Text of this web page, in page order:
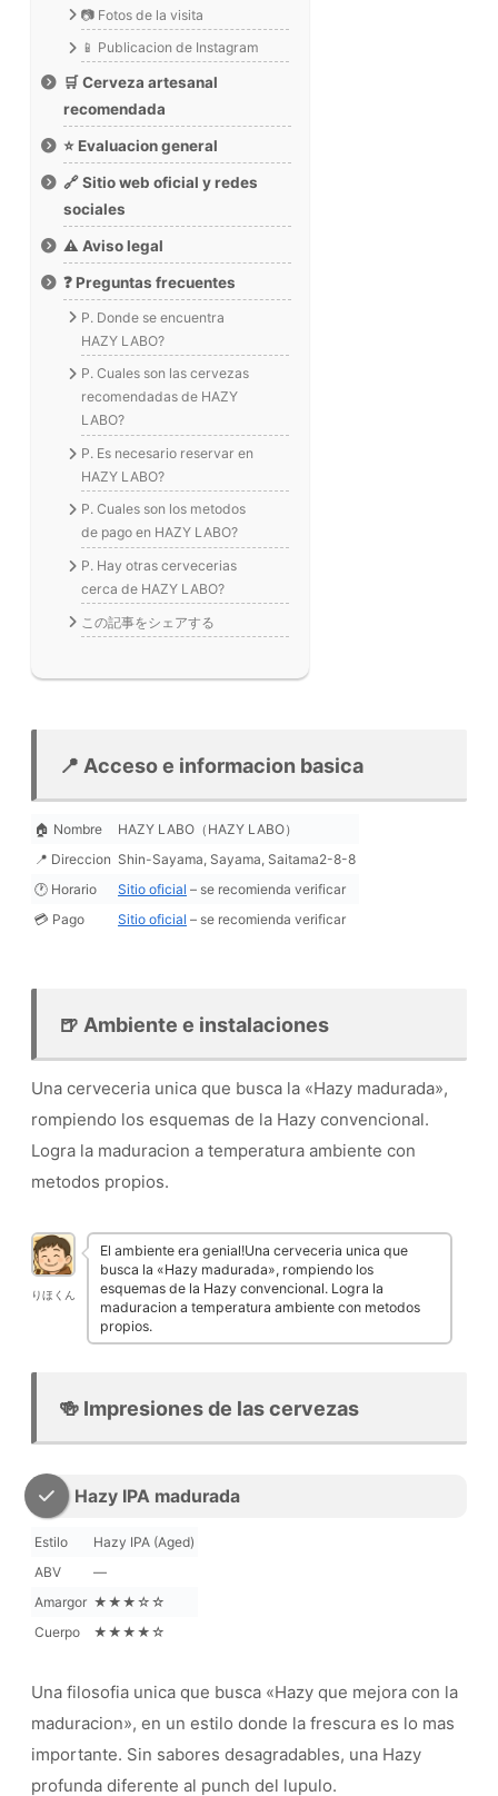
📷 Fotos de la visita
📱 Publicacion de Instagram
🛒 Cerveza artesanal
recomendada
⭐ Evaluacion general
🔗 Sitio web oficial y redes
sociales
⚠️ Aviso legal
❓ Preguntas frecuentes
P. Donde se encuentra
HAZY LABO?
P. Cuales son las cervezas
recomendadas de HAZY
LABO?
P. Es necesario reservar en
HAZY LABO?
P. Cuales son los metodos
de pago en HAZY LABO?
P. Hay otras cervecerias
cerca de HAZY LABO?
この記事をシェアする
📍 Acceso e informacion basica
🏠 Nombre
HAZY LABO（HAZY LABO）
📍 Direccion Shin-Sayama, Sayama, Saitama2-8-8
🕐 Horario
Sitio oficial – se recomienda verificar
💳 Pago
Sitio oficial – se recomienda verificar
🍺 Ambiente e instalaciones
Una cerveceria unica que busca la «Hazy madurada»,
rompiendo los esquemas de la Hazy convencional.
Logra la maduracion a temperatura ambiente con
metodos propios.
りほくん
El ambiente era genial!Una cerveceria unica que
busca la «Hazy madurada», rompiendo los
esquemas de la Hazy convencional. Logra la
maduracion a temperatura ambiente con metodos
propios.
🍻 Impresiones de las cervezas
Hazy IPA madurada
Estilo
Hazy IPA (Aged)
ABV
—
Amargor ★★★☆☆
Cuerpo
★★★★☆
Una filosofia unica que busca «Hazy que mejora con la
maduracion», en un estilo donde la frescura es lo mas
importante. Sin sabores desagradables, una Hazy
profunda diferente al punch del lupulo.